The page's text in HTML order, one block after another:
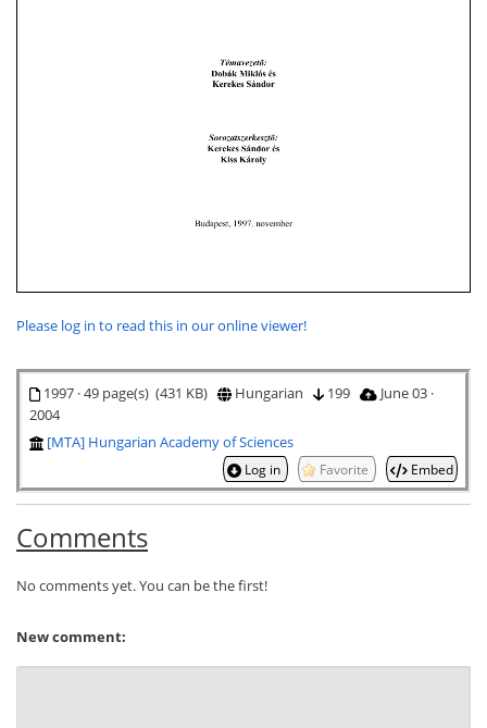
Please log in to read this in our online viewer!
1997 · 49 page(s) (431 KB) Hungarian 199
June 03 ·
2004
[MTA] Hungarian Academy of Sciences
Log in Favorite Embed
Comments
No comments yet. You can be the first!
New comment: